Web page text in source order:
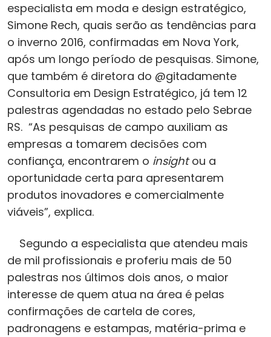
especialista em moda e design estratégico,
Simone Rech, quais serão as tendências para
o inverno 2016, confirmadas em Nova York,
após um longo período de pesquisas. Simone,
que também é diretora do @gitadamente
Consultoria em Design Estratégico, já tem 12
palestras agendadas no estado pelo Sebrae
RS. “As pesquisas de campo auxiliam as
empresas a tomarem decisões com
confiança, encontrarem o insightou a
oportunidade certa para apresentarem
produtos inovadores e comercialmente
viáveis”, explica.
Segundo a especialista que atendeu mais
de mil profissionais e proferiu mais de 50
palestras nos últimos dois anos, o maior
interesse de quem atua na área é pelas
confirmações de cartela de cores,
padronagens e estampas, matéria-prima e